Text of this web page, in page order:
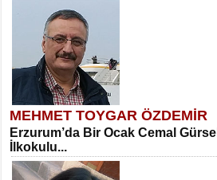
MEHMET TOYGAR ÖZDEMİR
Erzurum’da Bir Ocak Cemal Gürsel
İlkokulu...